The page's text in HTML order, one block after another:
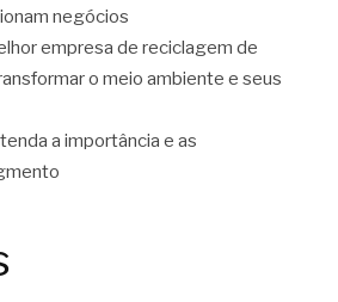
negócios
empresa de reciclagem de
o meio ambiente e seus
a importância e as